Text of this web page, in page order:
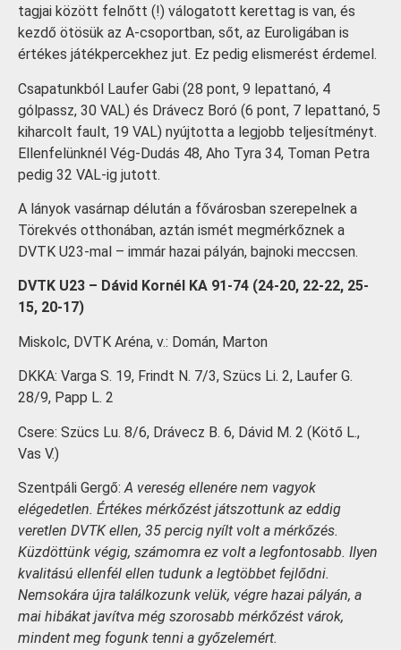
tagjai között felnőtt (!) válogatott kerettag is van, és
kezdő ötösük az A-csoportban, sőt, az Euroligában is
értékes játékpercekhez jut. Ez pedig elismerést érdemel.
Csapatunkból Laufer Gabi (28 pont, 9 lepattanó, 4
gólpassz, 30 VAL) és Drávecz Boró (6 pont, 7 lepattanó, 5
kiharcolt fault, 19 VAL) nyújtotta a legjobb teljesítményt.
Ellenfelünknél Vég-Dudás 48, Aho Tyra 34, Toman Petra
pedig 32 VAL-ig jutott.
A lányok vasárnap délután a fővárosban szerepelnek a
Törekvés otthonában, aztán ismét megmérkőznek a
DVTK U23-mal – immár hazai pályán, bajnoki meccsen.
DVTK U23 – Dávid Kornél KA 91-74 (24-20, 22-22, 25-
15, 20-17)
Miskolc, DVTK Aréna, v.: Domán, Marton
DKKA: Varga S. 19, Frindt N. 7/3, Szücs Li. 2, Laufer G.
28/9, Papp L. 2
Csere: Szücs Lu. 8/6, Drávecz B. 6, Dávid M. 2 (Kötő L.,
Vas V.)
Szentpáli Gergő:A vereség ellenére nem vagyok
elégedetlen. Értékes mérkőzést játszottunk az eddig
veretlen DVTK ellen, 35 percig nyílt volt a mérkőzés.
Küzdöttünk végig, számomra ez volt a legfontosabb. Ilyen
kvalitású ellenfél ellen tudunk a legtöbbet fejlődni.
Nemsokára újra találkozunk velük, végre hazai pályán, a
mai hibákat javítva még szorosabb mérkőzést várok,
mindent meg fogunk tenni a győzelemért.